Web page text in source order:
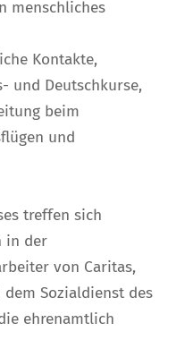
menschliches
Kontakte,
und Deutschkurse,
beim
und
treffen sich
in der
von Caritas,
Sozialdienst des
ehrenamtlich